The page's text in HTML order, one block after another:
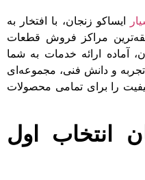
ایساکو زنجان، با افتخار به
مراکز فروش قطعات
آماده ارائه خدمات به شما
و دانش فنی، مجموعه‌ای
را برای تمامی محصولات
انتخاب اول